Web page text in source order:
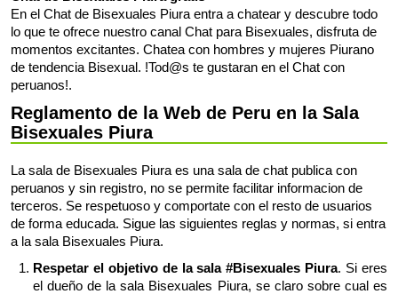
En el Chat de Bisexuales Piura entra a chatear y descubre todo
lo que te ofrece nuestro canal Chat para Bisexuales, disfruta de
momentos excitantes. Chatea con hombres y mujeres Piurano
de tendencia Bisexual. !Tod@s te gustaran en el Chat con
peruanos!.
Reglamento de la Web de Peru en la Sala
Bisexuales Piura
La sala de Bisexuales Piura es una sala de chat publica con
peruanos y sin registro, no se permite facilitar informacion de
terceros. Se respetuoso y comportate con el resto de usuarios
de forma educada. Sigue las siguientes reglas y normas, si entra
a la sala Bisexuales Piura.
Respetar el objetivo de la sala #Bisexuales Piura. Si eres
el dueño de la sala Bisexuales Piura, se claro sobre cual es